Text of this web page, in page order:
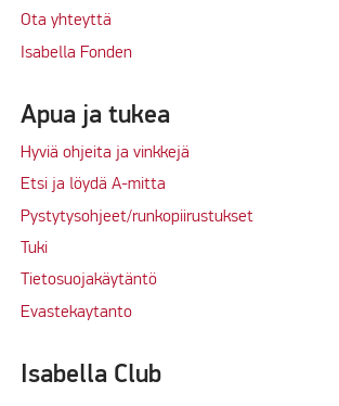
Ota yhteyttä
Isabella Fonden
Apua ja tukea
Hyviä ohjeita ja vinkkejä
Etsi ja löydä A-mitta
Pystytysohjeet/runkopiirustukset
Tuki
Tietosuojakäytäntö
Evastekaytanto
Isabella Club